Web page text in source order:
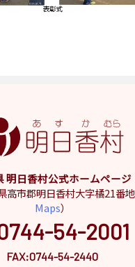
明日香村公式ホームページ
高市郡明日香村大字橘21番
Maps）
54-2001
FAX:0744-54-2440